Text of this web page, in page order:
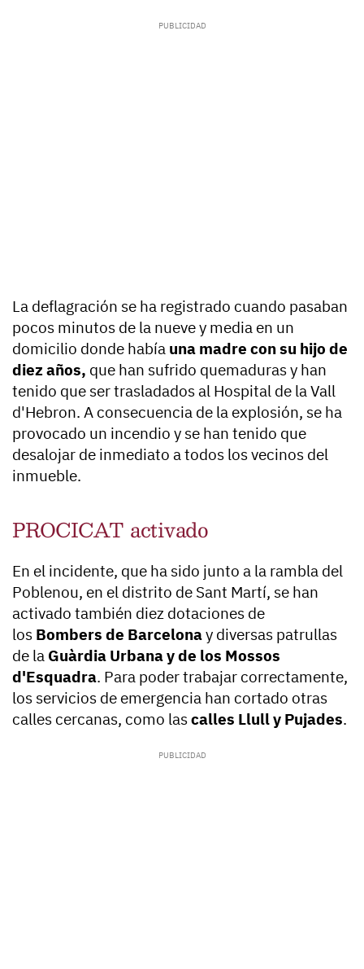
La deflagración se ha registrado cuando pasaban
pocos minutos de la nueve y media en un
domicilio donde había una madre con su hijo de
diez años, que han sufrido quemaduras y han
tenido que ser trasladados al Hospital de la Vall
d'Hebron. A consecuencia de la explosión, se ha
provocado un incendio y se han tenido que
desalojar de inmediato a todos los vecinos del
inmueble.
PROCICAT activado
En el incidente, que ha sido junto a la rambla del
Poblenou, en el distrito de Sant Martí, se han
activado también diez dotaciones de
los Bombers de Barcelonay diversas patrullas
de la Guàrdia Urbana y de los Mossos
d'Esquadra. Para poder trabajar correctamente,
los servicios de emergencia han cortado otras
calles cercanas, como lascalles Llull y Pujades.